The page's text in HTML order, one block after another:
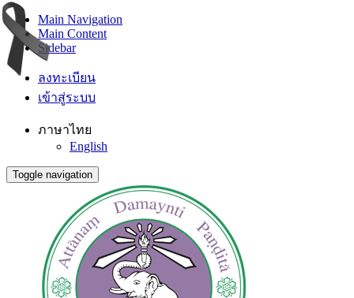
Main Navigation
Main Content
Sidebar
ลงทะเบียน
เข้าสู่ระบบ
ภาษาไทย
English
Toggle navigation